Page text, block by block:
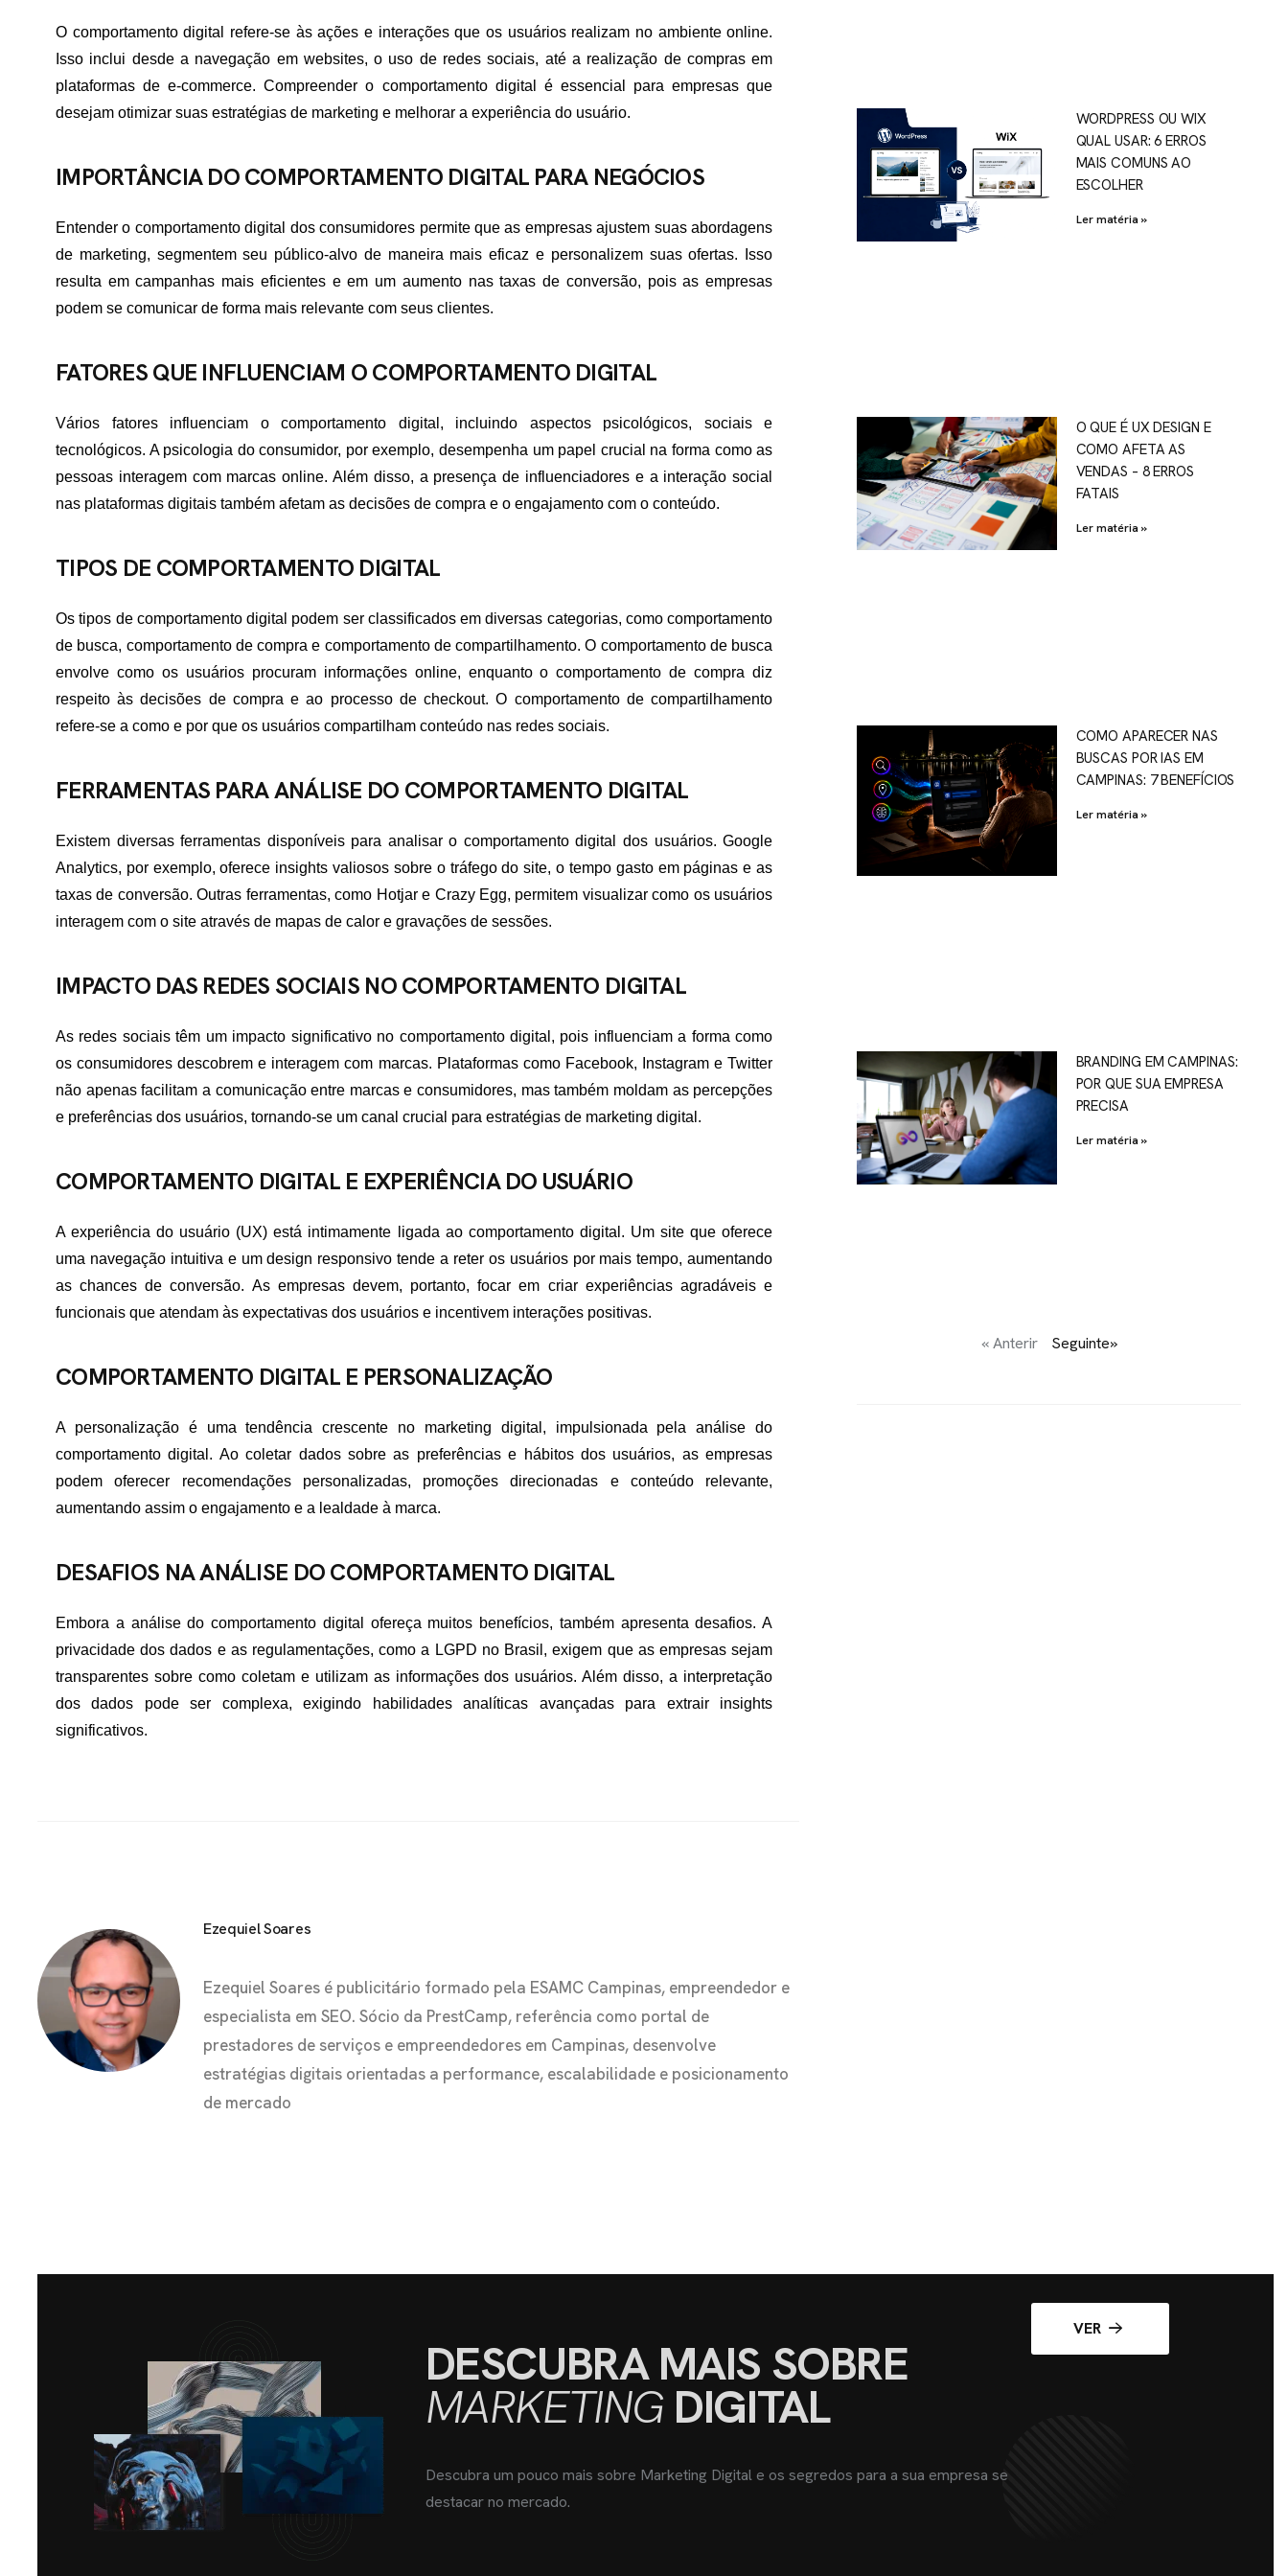
ATENDIDAS
NÓS
FALE CONOSCO
contato@eamidiadigital.com.br
+55 19 99655-1961
O comportamento digital refere-se às ações e interações que os usuários realizam no ambiente online.
Isso inclui desde a navegação em websites, o uso de redes sociais, até a realização de compras em
plataformas de e-commerce. Compreender o comportamento digital é essencial para empresas que
desejam otimizar suas estratégias de marketing e melhorar a experiência do usuário.
IMPORTÂNCIA DO COMPORTAMENTO DIGITAL PARA NEGÓCIOS
Entender o comportamento digital dos consumidores permite que as empresas ajustem suas abordagens
de marketing, segmentem seu público-alvo de maneira mais eficaz e personalizem suas ofertas. Isso
resulta em campanhas mais eficientes e em um aumento nas taxas de conversão, pois as empresas
podem se comunicar de forma mais relevante com seus clientes.
FATORES QUE INFLUENCIAM O COMPORTAMENTO DIGITAL
Vários fatores influenciam o comportamento digital, incluindo aspectos psicológicos, sociais e
tecnológicos. A psicologia do consumidor, por exemplo, desempenha um papel crucial na forma como as
pessoas interagem com marcas online. Além disso, a presença de influenciadores e a interação social
nas plataformas digitais também afetam as decisões de compra e o engajamento com o conteúdo.
TIPOS DE COMPORTAMENTO DIGITAL
Os tipos de comportamento digital podem ser classificados em diversas categorias, como comportamento
de busca, comportamento de compra e comportamento de compartilhamento. O comportamento de busca
envolve como os usuários procuram informações online, enquanto o comportamento de compra diz
respeito às decisões de compra e ao processo de checkout. O comportamento de compartilhamento
refere-se a como e por que os usuários compartilham conteúdo nas redes sociais.
FERRAMENTAS PARA ANÁLISE DO COMPORTAMENTO DIGITAL
Existem diversas ferramentas disponíveis para analisar o comportamento digital dos usuários. Google
Analytics, por exemplo, oferece insights valiosos sobre o tráfego do site, o tempo gasto em páginas e as
taxas de conversão. Outras ferramentas, como Hotjar e Crazy Egg, permitem visualizar como os usuários
interagem com o site através de mapas de calor e gravações de sessões.
IMPACTO DAS REDES SOCIAIS NO COMPORTAMENTO DIGITAL
As redes sociais têm um impacto significativo no comportamento digital, pois influenciam a forma como
os consumidores descobrem e interagem com marcas. Plataformas como Facebook, Instagram e Twitter
não apenas facilitam a comunicação entre marcas e consumidores, mas também moldam as percepções
e preferências dos usuários, tornando-se um canal crucial para estratégias de marketing digital.
COMPORTAMENTO DIGITAL E EXPERIÊNCIA DO USUÁRIO
A experiência do usuário (UX) está intimamente ligada ao comportamento digital. Um site que oferece
uma navegação intuitiva e um design responsivo tende a reter os usuários por mais tempo, aumentando
as chances de conversão. As empresas devem, portanto, focar em criar experiências agradáveis e
funcionais que atendam às expectativas dos usuários e incentivem interações positivas.
COMPORTAMENTO DIGITAL E PERSONALIZAÇÃO
A personalização é uma tendência crescente no marketing digital, impulsionada pela análise do
comportamento digital. Ao coletar dados sobre as preferências e hábitos dos usuários, as empresas
podem oferecer recomendações personalizadas, promoções direcionadas e conteúdo relevante,
aumentando assim o engajamento e a lealdade à marca.
DESAFIOS NA ANÁLISE DO COMPORTAMENTO DIGITAL
Embora a análise do comportamento digital ofereça muitos benefícios, também apresenta desafios. A
privacidade dos dados e as regulamentações, como a LGPD no Brasil, exigem que as empresas sejam
transparentes sobre como coletam e utilizam as informações dos usuários. Além disso, a interpretação
dos dados pode ser complexa, exigindo habilidades analíticas avançadas para extrair insights
significativos.
Ezequiel Soares
Ezequiel Soares é publicitário formado pela ESAMC Campinas, empreendedor e
especialista em SEO. Sócio da PrestCamp, referência como portal de
prestadores de serviços e empreendedores em Campinas, desenvolve
estratégias digitais orientadas a performance, escalabilidade e posicionamento
de mercado
WORDPRESS OU WIX
QUAL USAR: 6 ERROS
MAIS COMUNS AO
ESCOLHER
Ler matéria »
O QUE É UX DESIGN E
COMO AFETA AS
VENDAS – 8 ERROS
FATAIS
Ler matéria »
COMO APARECER NAS
BUSCAS POR IAS EM
CAMPINAS: 7 BENEFÍCIOS
Ler matéria »
BRANDING EM CAMPINAS:
POR QUE SUA EMPRESA
PRECISA
Ler matéria »
« Anterir Seguinte»
DESCUBRA MAIS SOBRE
MARKETING DIGITAL
Descubra um pouco mais sobre Marketing Digital e os segredos para a sua empresa se
destacar no mercado.
VER